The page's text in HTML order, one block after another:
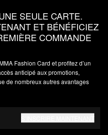
SEULE CARTE.
ET BÉNÉFICIEZ
COMMANDE
Fashion Card et profitez d’un
anticipé aux promotions,
de nombreux autres avantages